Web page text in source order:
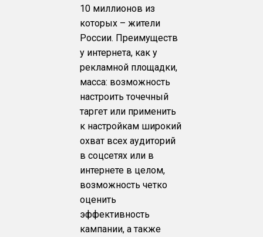
10 миллионов из
которых – жители
России. Преимуществ
у интернета, как у
рекламной площадки,
масса: возможность
настроить точечный
таргет или применить
к настройкам широкий
охват всех аудиторий
в соцсетях или в
интернете в целом,
возможность четко
оценить
эффективность
кампании, а также